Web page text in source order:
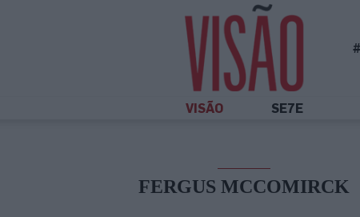
VISÃO SE7E
FERGUS MCCOMIRCK